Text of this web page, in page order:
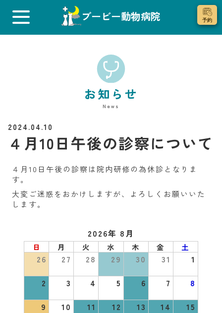
ブービー動物病院
お知らせ
News
2024.04.10
４月10日午後の診察について
４月10日午後の診察は院内研修の為休診となりま
す。
大変ご迷惑をおかけしますが、よろしくお願いいた
します。
2026年 8月
日 月 火 水 木 金 土
26 27 28 29 30 31
1
2
3 4 5 6 7
8
9
10 11 12 13 14
15